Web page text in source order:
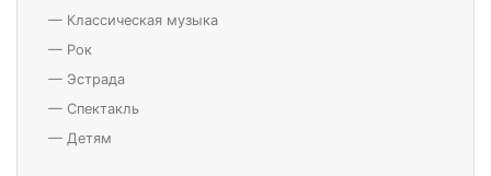
— Классическая музыка
— Рок
— Эстрада
— Спектакль
— Детям